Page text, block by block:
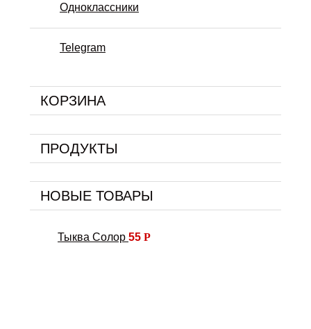
Одноклассники
Telegram
КОРЗИНА
ПРОДУКТЫ
НОВЫЕ ТОВАРЫ
Тыква Солор 55 Р